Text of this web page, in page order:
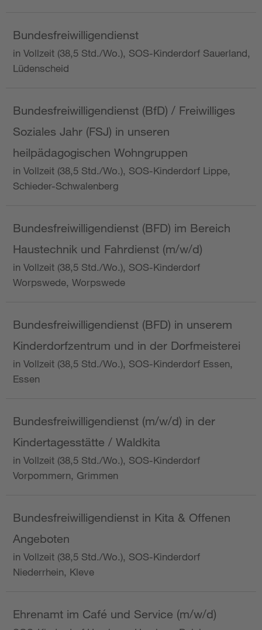
Bundesfreiwilligendienst
in Vollzeit (38,5 Std./Wo.), SOS-Kinderdorf Sauerland,
Lüdenscheid
Bundesfreiwilligendienst (BfD) / Freiwilliges
Soziales Jahr (FSJ) in unseren
heilpädagogischen Wohngruppen
in Vollzeit (38,5 Std./Wo.), SOS-Kinderdorf Lippe,
Schieder-Schwalenberg
Bundesfreiwilligendienst (BFD) im Bereich
Haustechnik und Fahrdienst (m/w/d)
in Vollzeit (38,5 Std./Wo.), SOS-Kinderdorf
Worpswede, Worpswede
Bundesfreiwilligendienst (BFD) in unserem
Kinderdorfzentrum und in der Dorfmeisterei
in Vollzeit (38,5 Std./Wo.), SOS-Kinderdorf Essen,
Essen
Bundesfreiwilligendienst (m/w/d) in der
Kindertagesstätte / Waldkita
in Vollzeit (38,5 Std./Wo.), SOS-Kinderdorf
Vorpommern, Grimmen
Bundesfreiwilligendienst in Kita & Offenen
Angeboten
in Vollzeit (38,5 Std./Wo.), SOS-Kinderdorf
Niederrhein, Kleve
Ehrenamt im Café und Service (m/w/d)